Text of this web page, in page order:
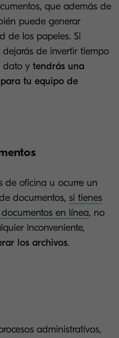
que además de
puede generar
de los papeles. Si
de invertir tiempo
dato y tendrás una
tu equipo de
de oficina u ocurre un
documentos, si tienes
en línea, no
inconveniente,
los archivos.
administrativos,